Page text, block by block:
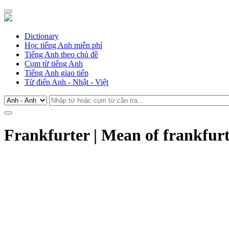
Dictionary
Học tiếng Anh miễn phí
Tiếng Anh theo chủ đề
Cụm từ tiếng Anh
Tiếng Anh giao tiếp
Từ điển Anh - Nhật - Việt
Frankfurter | Mean of